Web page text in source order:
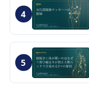
4
5